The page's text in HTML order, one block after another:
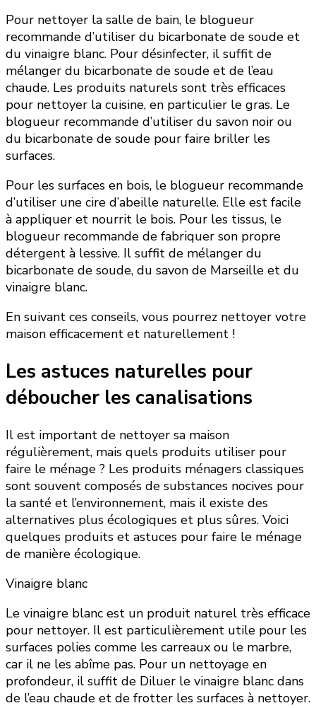
Pour nettoyer la salle de bain, le blogueur
recommande d’utiliser du bicarbonate de soude et
du vinaigre blanc. Pour désinfecter, il suffit de
mélanger du bicarbonate de soude et de l’eau
chaude. Les produits naturels sont très efficaces
pour nettoyer la cuisine, en particulier le gras. Le
blogueur recommande d’utiliser du savon noir ou
du bicarbonate de soude pour faire briller les
surfaces.
Pour les surfaces en bois, le blogueur recommande
d’utiliser une cire d’abeille naturelle. Elle est facile
à appliquer et nourrit le bois. Pour les tissus, le
blogueur recommande de fabriquer son propre
détergent à lessive. Il suffit de mélanger du
bicarbonate de soude, du savon de Marseille et du
vinaigre blanc.
En suivant ces conseils, vous pourrez nettoyer votre
maison efficacement et naturellement !
Les astuces naturelles pour
déboucher les canalisations
Il est important de nettoyer sa maison
régulièrement, mais quels produits utiliser pour
faire le ménage ? Les produits ménagers classiques
sont souvent composés de substances nocives pour
la santé et l’environnement, mais il existe des
alternatives plus écologiques et plus sûres. Voici
quelques produits et astuces pour faire le ménage
de manière écologique.
Vinaigre blanc
Le vinaigre blanc est un produit naturel très efficace
pour nettoyer. Il est particulièrement utile pour les
surfaces polies comme les carreaux ou le marbre,
car il ne les abîme pas. Pour un nettoyage en
profondeur, il suffit de Diluer le vinaigre blanc dans
de l’eau chaude et de frotter les surfaces à nettoyer.